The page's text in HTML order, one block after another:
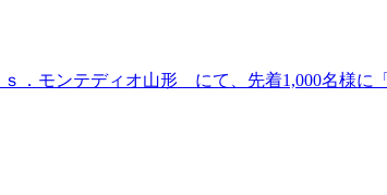
．モンテディオ山形 にて、先着1,000名様